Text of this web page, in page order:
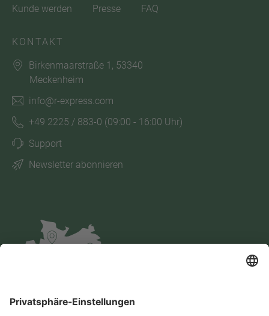
Kunde werden Presse FAQ
KONTAKT
Birkenmaarstraße 1, 53340
Meckenheim
info@r-express.com
+49 2225 / 883-0 (09:00 - 16:00 Uhr)
Support
Newsletter abonnieren